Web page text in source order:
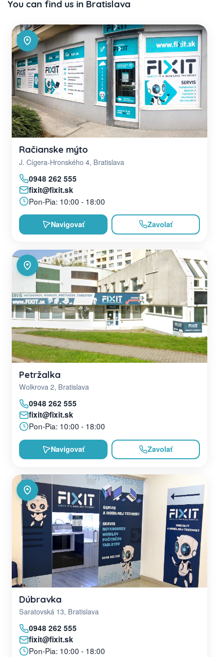
You can find us in Bratislava
Račianske mýto
J. Cígera-Hronského 4, Bratislava
0948 262 555
fixit@fixit.sk
Pon-Pia: 10:00 - 18:00
Navigovať Zavolať
Petržalka
Wolkrova 2, Bratislava
0948 262 555
fixit@fixit.sk
Pon-Pia: 10:00 - 18:00
Navigovať Zavolať
Dúbravka
Saratovská 13, Bratislava
0948 262 555
fixit@fixit.sk
Pon-Pia: 10:00 - 18:00